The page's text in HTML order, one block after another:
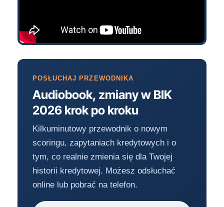
POSŁUCHAJ PRZEWODNIKA
Audiobook, zmiany w BIK
2026 krok po kroku
Kilkuminutowy przewodnik o nowym
scoringu, zapytaniach kredytowych i o
tym, co realnie zmienia się dla Twojej
historii kredytowej. Możesz odsłuchać
online lub pobrać na telefon.